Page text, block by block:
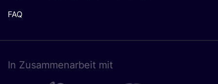
FAQ
In Zusam­men­ar­beit mit